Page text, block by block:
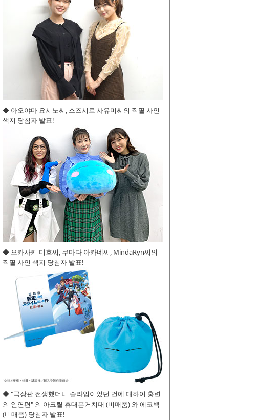
◆ 아오야마 요시노씨, 스즈시로 사유미씨의 직필 사인
색지 당첨자 발표!
◆ 오카사키 미호씨, 쿠마다 아카네씨, MindaRyn씨의
직필 사인 색지 당첨자 발표!
◆ "극장판 전생했더니 슬라임이었던 건에 대하여 홍련
의 인연편" 의 아크릴 휴대폰거치대 (비매품) 와 에코백
(비매품) 당첨자 발표!